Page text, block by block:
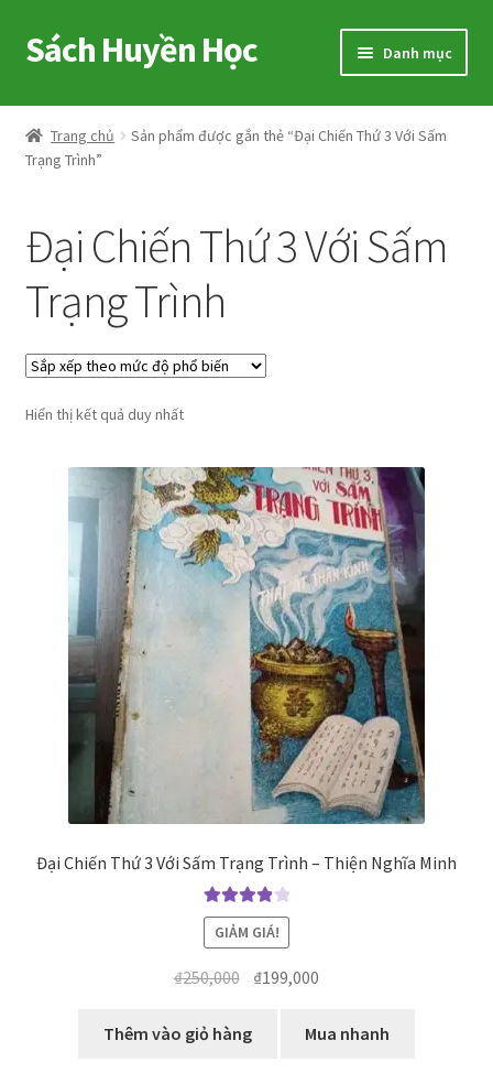
Đi
đến
hướng
Chuyển
đến
dung
Sách Huyền Học Danh mục
Home
Sitemap
Trang chủ
Sản phẩm được gắn thẻ “Đại Chiến Thứ 3 Với Sấm
Trạng Trình”
Đại Chiến Thứ 3 Với Sấm
Trạng Trình
Hiển thị kết quả duy nhất
Đại Chiến Thứ 3 Với Sấm Trạng Trình – Thiện Nghĩa Minh
Được xếp
hạng 4.00
GIẢM GIÁ!
₫250,000 Giá
là:
₫199,000
tại
Thêm vào giỏ hàng Mua nhanh